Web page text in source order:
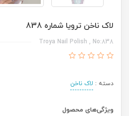
لاک ناخن ترویا شماره 838
Troya Nail Polish , No:838
دسته : لاک ناخن
ویژگی‌های محصول